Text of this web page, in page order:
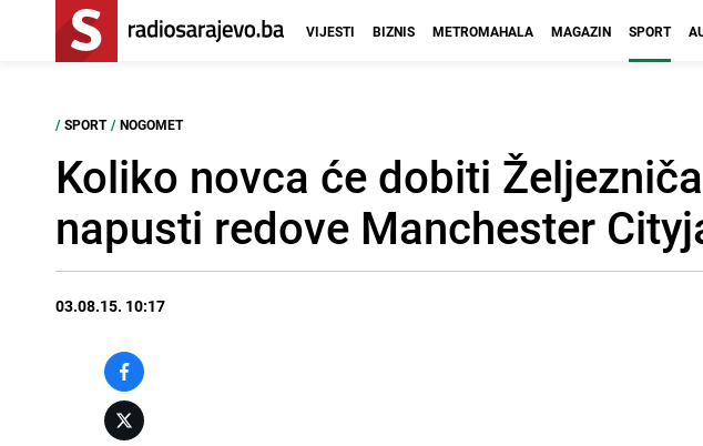
VIJESTI BIZNIS METROMAHALA MAGAZIN SPORT
/ SPORT / NOGOMET
Koliko novca će dobiti
napusti redove Manchester
03.08.15. 10:17